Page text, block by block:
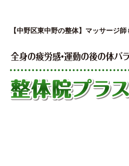
【中野区東中野の整体】マッサージ